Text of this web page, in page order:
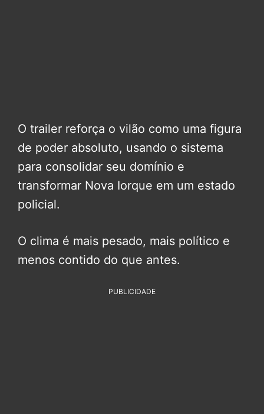
O trailer reforça o vilão como uma figura
de poder absoluto, usando o sistema
para consolidar seu domínio e
transformar Nova Iorque em um estado
policial.
O clima é mais pesado, mais político e
menos contido do que antes.
PUBLICIDADE